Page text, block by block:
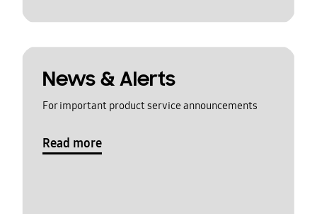
News & Alerts
For important product service announcements
Read more